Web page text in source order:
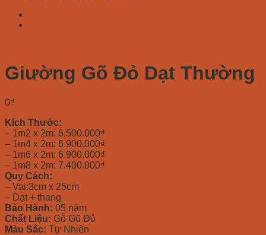
Giường Gõ Đỏ Dạt Thường
0₫
Kích Thước:
– 1m2 x 2m: 6.500.000₫
– 1m4 x 2m: 6.900.000₫
– 1m6 x 2m: 6.900.000₫
– 1m8 x 2m: 7.400.000₫
Quy Cách:
– Vai:3cm x 25cm
– Dạt + thang
Bảo Hành: 05 năm
Chất Liệu: Gỗ Gõ Đỏ
Màu Sắc: Tự Nhiên